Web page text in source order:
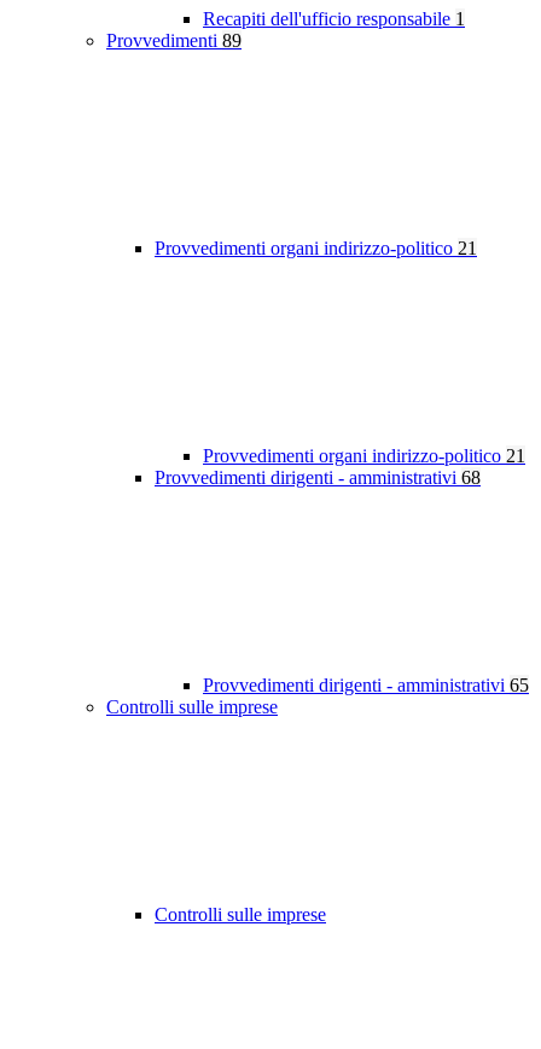
Recapiti dell'ufficio responsabile 1
Provvedimenti 89
Provvedimenti organi indirizzo-politico 21
Provvedimenti organi indirizzo-politico 21
Provvedimenti dirigenti - amministrativi 68
Provvedimenti dirigenti - amministrativi 65
Controlli sulle imprese
Controlli sulle imprese